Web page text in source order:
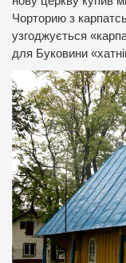
Чорторию з
узгоджується
для Буковини